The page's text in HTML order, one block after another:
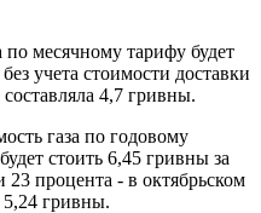
по месячному тарифу будет
учета стоимости доставки
4,7 гривны.
газа по годовому
стоить 6,45 гривны за
процента - в октябрьском
5,24 гривны.